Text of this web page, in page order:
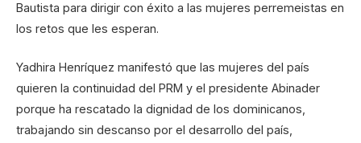
Bautista para dirigir con éxito a las mujeres perremeistas en
los retos que les esperan.
Yadhira Henríquez manifestó que las mujeres del país
quieren la continuidad del PRM y el presidente Abinader
porque ha rescatado la dignidad de los dominicanos,
trabajando sin descanso por el desarrollo del país,